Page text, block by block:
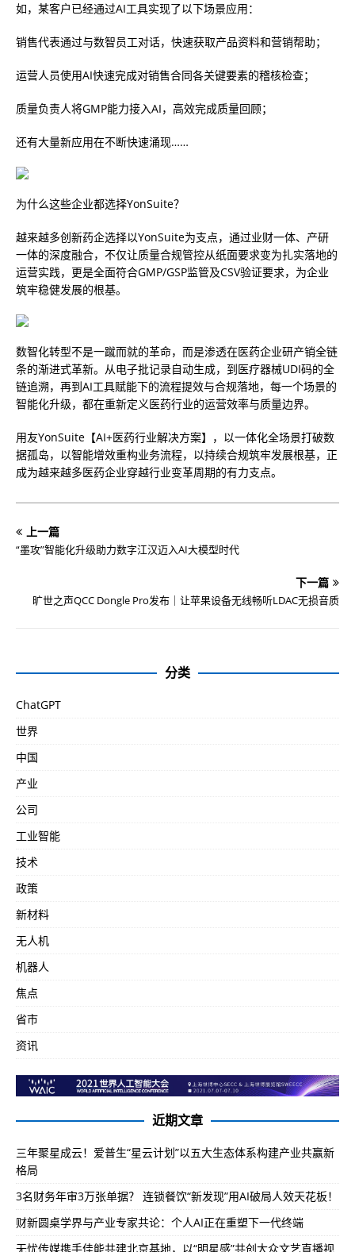
如，某客户已经通过AI工具实现了以下场景应用：
销售代表通过与数智员工对话，快速获取产品资料和营销帮助；
运营人员使用AI快速完成对销售合同各关键要素的稽核检查；
质量负责人将GMP能力接入AI，高效完成质量回顾；
还有大量新应用在不断快速涌现……
为什么这些企业都选择YonSuite？
越来越多创新药企选择以YonSuite为支点，通过业财一体、产研
一体的深度融合，不仅让质量合规管控从纸面要求变为扎实落地的
运营实践，更是全面符合GMP/GSP监管及CSV验证要求，为企业
筑牢稳健发展的根基。
数智化转型不是一蹴而就的革命，而是渗透在医药企业研产销全链
条的渐进式革新。从电子批记录自动生成，到医疗器械UDI码的全
链追溯，再到AI工具赋能下的流程提效与合规落地，每一个场景的
智能化升级，都在重新定义医药行业的运营效率与质量边界。
用友YonSuite【AI+医药行业解决方案】，以一体化全场景打破数
据孤岛，以智能增效重构业务流程，以持续合规筑牢发展根基，正
成为越来越多医药企业穿越行业变革周期的有力支点。
上一篇
“墨攻”智能化升级助力数字江汉迈入AI大模型时代
下一篇
旷世之声QCC Dongle Pro发布｜让苹果设备无线畅听LDAC无损音质
分类
ChatGPT
世界
中国
产业
公司
工业智能
技术
政策
新材料
无人机
机器人
焦点
省市
资讯
近期文章
三年聚星成云！爱普生“星云计划”以五大生态体系构建产业共赢新
格局
3名财务年审3万张单据？ 连锁餐饮“新发现”用AI破局人效天花板！
财新圆桌学界与产业专家共论：个人AI正在重塑下一代终端
无忧传媒携手佳能共建北京基地，以“明星感”共创大众文艺直播视